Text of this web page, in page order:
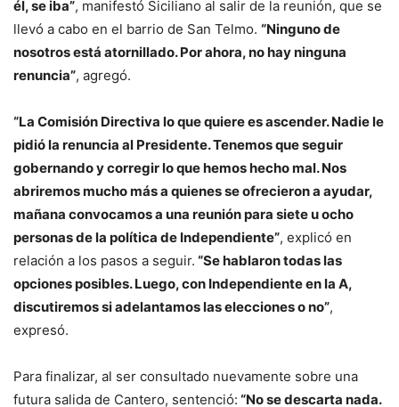
él, se iba”, manifestó Siciliano al salir de la reunión, que se
llevó a cabo en el barrio de San Telmo. “Ninguno de
nosotros está atornillado. Por ahora, no hay ninguna
renuncia”, agregó.
“La Comisión Directiva lo que quiere es ascender. Nadie le
pidió la renuncia al Presidente. Tenemos que seguir
gobernando y corregir lo que hemos hecho mal. Nos
abriremos mucho más a quienes se ofrecieron a ayudar,
mañana convocamos a una reunión para siete u ocho
personas de la política de Independiente”, explicó en
relación a los pasos a seguir. “Se hablaron todas las
opciones posibles. Luego, con Independiente en la A,
discutiremos si adelantamos las elecciones o no”,
expresó.
Para finalizar, al ser consultado nuevamente sobre una
futura salida de Cantero, sentenció: “No se descarta nada.